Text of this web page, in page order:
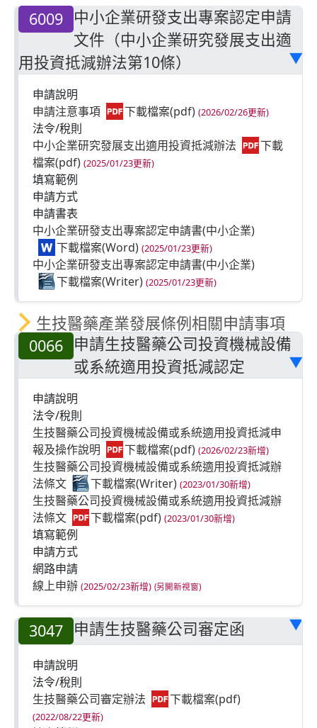
6009 中小企業研發支出專案認定申請
文件（中小企業研究發展支出適
用投資抵減辦法第10條）
▶
申請說明
申請注意事項
(2026/02/26更新)
法令/稅則
中小企業研究發展支出適用投資抵減辦法
(2025/01/23更新)
填寫範例
申請方式
申請書表
中小企業研發支出專案認定申請書(中小企業)
(2025/01/23更新)
中小企業研發支出專案認定申請書(中小企業)
(2025/01/23更新)
生技醫藥產業發展條例相關申請事項
0066 申請生技醫藥公司投資機械設備
或系統適用投資抵減認定
▶
申請說明
法令/稅則
生技醫藥公司投資機械設備或系統適用投資抵減申
報及操作說明
(2026/02/23新增)
生技醫藥公司投資機械設備或系統適用投資抵減辦
法條文
(2023/01/30新增)
生技醫藥公司投資機械設備或系統適用投資抵減辦
法條文
(2023/01/30新增)
填寫範例
申請方式
網路申請
線上申辦 (2025/02/23新增)
3047 申請生技醫藥公司審定函 ▶
申請說明
法令/稅則
生技醫藥公司審定辦法
(2022/08/22更新)